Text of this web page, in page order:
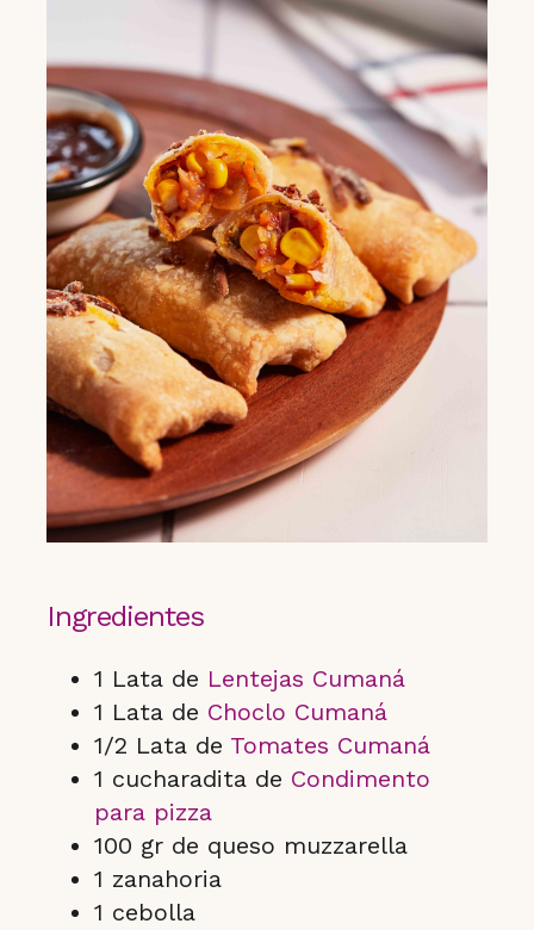
Ingredientes
1 Lata de Lentejas Cumaná
1 Lata de Choclo Cumaná
1/2 Lata de Tomates Cumaná
1 cucharadita de Condimento
para pizza
100 gr de queso muzzarella
1 zanahoria
1 cebolla